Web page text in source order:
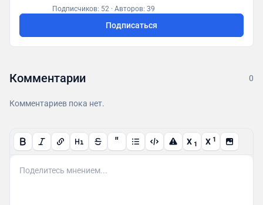
posletitrov@yandex.ru
Подписчиков: 52 · Авторов: 39
Подписаться
Комментарии 0
Комментариев пока нет.
" X 1 X 1